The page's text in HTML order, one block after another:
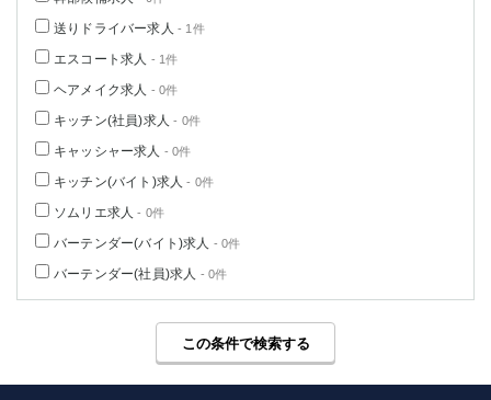
送りドライバー求人 - 1件
エスコート求人 - 1件
ヘアメイク求人 - 0件
キッチン(社員)求人 - 0件
キャッシャー求人 - 0件
キッチン(バイト)求人 - 0件
ソムリエ求人 - 0件
バーテンダー(バイト)求人 - 0件
バーテンダー(社員)求人 - 0件
この条件で検索する
0